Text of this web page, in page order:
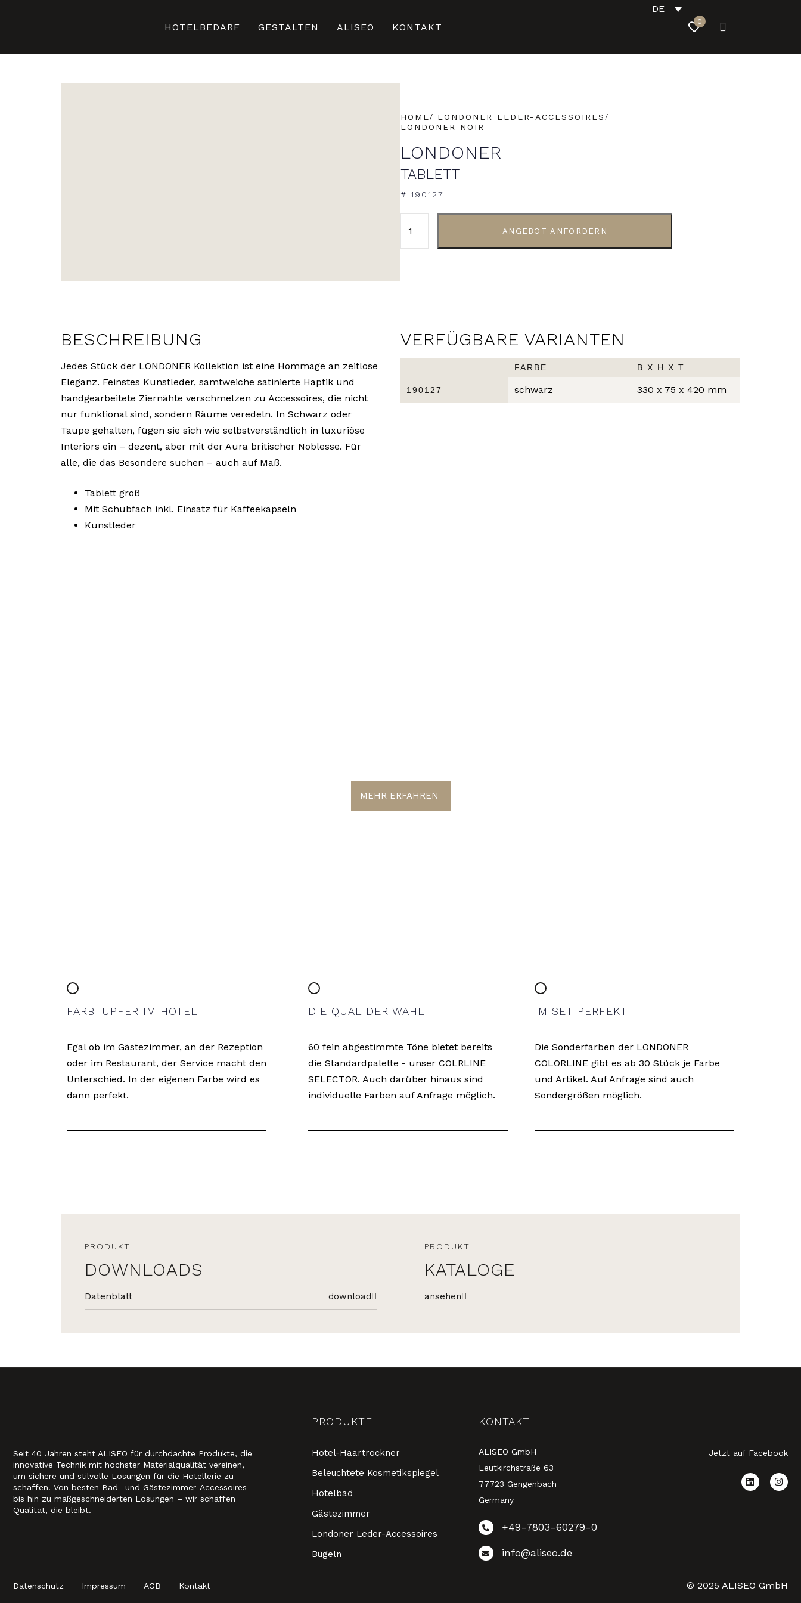
HOTELBEDARF GESTALTEN ALISEO KONTAKT
DE
0
HOME
LONDONER LEDER-ACCESSOIRES
LONDONER NOIR
LONDONER
TABLETT
# 190127
ANGEBOT ANFORDERN
BESCHREIBUNG
Jedes Stück der LONDONER Kollektion ist eine Hommage an zeitlose
Eleganz. Feinstes Kunstleder, samtweiche satinierte Haptik und
handgearbeitete Ziernähte verschmelzen zu Accessoires, die nicht
nur funktional sind, sondern Räume veredeln. In Schwarz oder
Taupe gehalten, fügen sie sich wie selbstverständlich in luxuriöse
Interiors ein – dezent, aber mit der Aura britischer Noblesse. Für
alle, die das Besondere suchen – auch auf Maß.
Tablett groß
Mit Schubfach inkl. Einsatz für Kaffeekapseln
Kunstleder
VERFÜGBARE VARIANTEN
FARBE B X H X T
190127 schwarz 330 x 75 x 420 mm
MEHR ERFAHREN
FARBTUPFER IM HOTEL
Egal ob im Gästezimmer, an der Rezeption
oder im Restaurant, der Service macht den
Unterschied. In der eigenen Farbe wird es
dann perfekt.
DIE QUAL DER WAHL
60 fein abgestimmte Töne bietet bereits
die Standardpalette - unser COLRLINE
SELECTOR. Auch darüber hinaus sind
individuelle Farben auf Anfrage möglich.
IM SET PERFEKT
Die Sonderfarben der LONDONER
COLORLINE gibt es ab 30 Stück je Farbe
und Artikel. Auf Anfrage sind auch
Sondergrößen möglich.
PRODUKT
DOWNLOADS
Datenblatt download
PRODUKT
KATALOGE
ansehen
Seit 40 Jahren steht ALISEO für durchdachte Produkte, die
innovative Technik mit höchster Materialqualität vereinen,
um sichere und stilvolle Lösungen für die Hotellerie zu
schaffen. Von besten Bad- und Gästezimmer-Accessoires
bis hin zu maßgeschneiderten Lösungen – wir schaffen
Qualität, die bleibt.
PRODUKTE
Hotel-Haartrockner
Beleuchtete Kosmetikspiegel
Hotelbad
Gästezimmer
Londoner Leder-Accessoires
Bügeln
KONTAKT
ALISEO GmbH
Leutkirchstraße 63
77723 Gengenbach
Germany
+49-7803-60279-0
info@aliseo.de
Jetzt auf Facebook
Datenschutz Impressum AGB Kontakt © 2025 ALISEO GmbH